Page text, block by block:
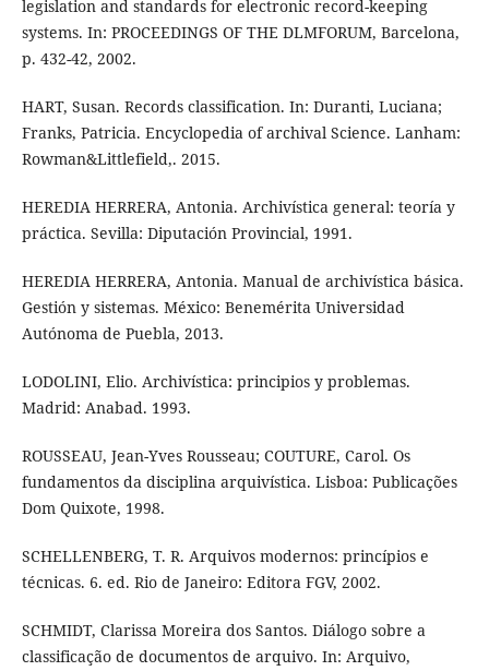
legislation and standards for electronic record-keeping
systems. In: PROCEEDINGS OF THE DLMFORUM, Barcelona,
p. 432-42, 2002.
HART, Susan. Records classification. In: Duranti, Luciana;
Franks, Patricia. Encyclopedia of archival Science. Lanham:
Rowman&Littlefield,. 2015.
HEREDIA HERRERA, Antonia. Archivística general: teoría y
práctica. Sevilla: Diputación Provincial, 1991.
HEREDIA HERRERA, Antonia. Manual de archivística básica.
Gestión y sistemas. México: Benemérita Universidad
Autónoma de Puebla, 2013.
LODOLINI, Elio. Archivística: principios y problemas.
Madrid: Anabad. 1993.
ROUSSEAU, Jean-Yves Rousseau; COUTURE, Carol. Os
fundamentos da disciplina arquivística. Lisboa: Publicações
Dom Quixote, 1998.
SCHELLENBERG, T. R. Arquivos modernos: princípios e
técnicas. 6. ed. Rio de Janeiro: Editora FGV, 2002.
SCHMIDT, Clarissa Moreira dos Santos. Diálogo sobre a
classificação de documentos de arquivo. In: Arquivo,